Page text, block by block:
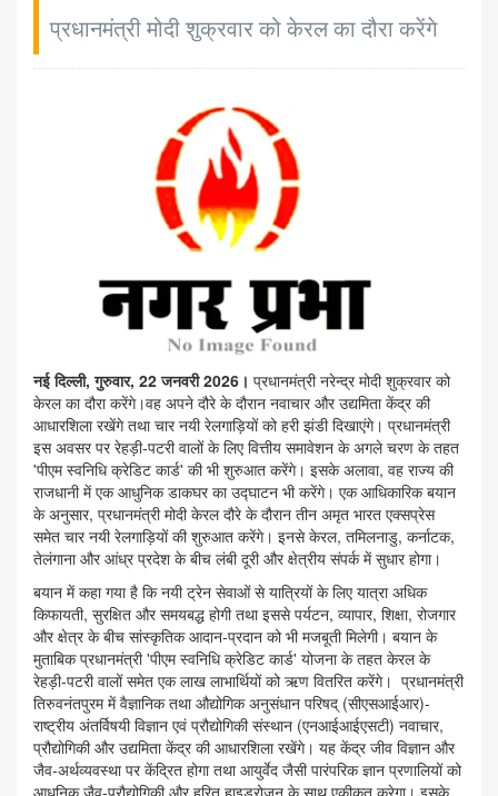
प्रधानमंत्री मोदी शुक्रवार को केरल का दौरा करेंगे
नई दिल्ली, गुरुवार, 22 जनवरी 2026। प्रधानमंत्री नरेन्द्र मोदी शुक्रवार को
केरल का दौरा करेंगे।वह अपने दौरे के दौरान नवाचार और उद्यमिता केंद्र की
आधारशिला रखेंगे तथा चार नयी रेलगाड़ियों को हरी झंडी दिखाएंगे। प्रधानमंत्री
इस अवसर पर रेहड़ी-पटरी वालों के लिए वित्तीय समावेशन के अगले चरण के तहत
'पीएम स्वनिधि क्रेडिट कार्ड' की भी शुरुआत करेंगे। इसके अलावा, वह राज्य की
राजधानी में एक आधुनिक डाकघर का उद्घाटन भी करेंगे। एक आधिकारिक बयान
के अनुसार, प्रधानमंत्री मोदी केरल दौरे के दौरान तीन अमृत भारत एक्सप्रेस
समेत चार नयी रेलगाड़ियों की शुरुआत करेंगे। इनसे केरल, तमिलनाडु, कर्नाटक,
तेलंगाना और आंध्र प्रदेश के बीच लंबी दूरी और क्षेत्रीय संपर्क में सुधार होगा।
बयान में कहा गया है कि नयी ट्रेन सेवाओं से यात्रियों के लिए यात्रा अधिक
किफायती, सुरक्षित और समयबद्ध होगी तथा इससे पर्यटन, व्यापार, शिक्षा, रोजगार
और क्षेत्र के बीच सांस्कृतिक आदान-प्रदान को भी मजबूती मिलेगी। बयान के
मुताबिक प्रधानमंत्री 'पीएम स्वनिधि क्रेडिट कार्ड' योजना के तहत केरल के
रेहड़ी-पटरी वालों समेत एक लाख लाभार्थियों को ऋण वितरित करेंगे। प्रधानमंत्री
तिरुवनंतपुरम में वैज्ञानिक तथा औद्योगिक अनुसंधान परिषद् (सीएसआईआर)-
राष्ट्रीय अंतर्विषयी विज्ञान एवं प्रौद्योगिकी संस्थान (एनआईआईएसटी) नवाचार,
प्रौद्योगिकी और उद्यमिता केंद्र की आधारशिला रखेंगे। यह केंद्र जीव विज्ञान और
जैव-अर्थव्यवस्था पर केंद्रित होगा तथा आयुर्वेद जैसी पारंपरिक ज्ञान प्रणालियों को